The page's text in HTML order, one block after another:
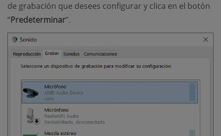
de grabación que desees configurar y clica en el botón
“Predeterminar”.